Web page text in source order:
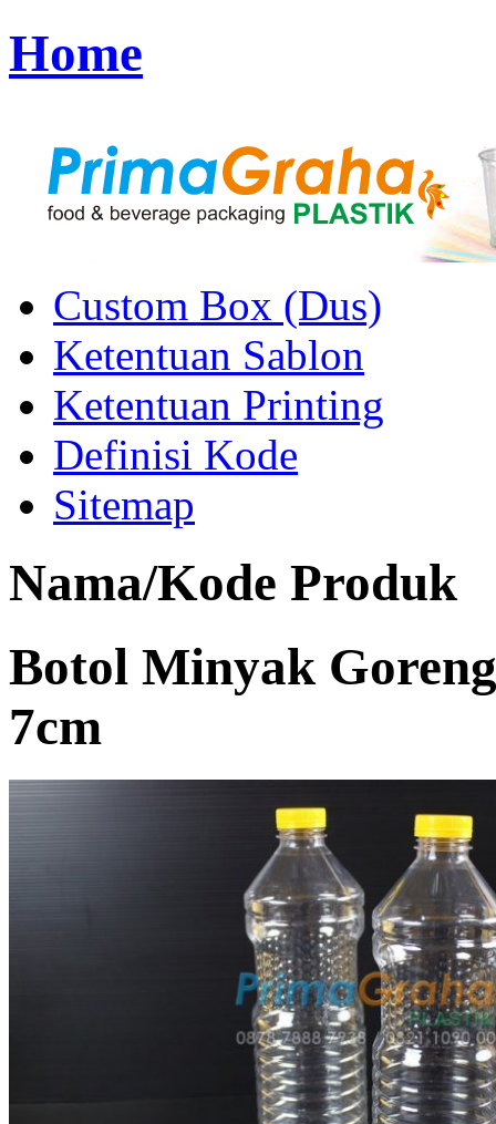
Home
Custom Box (Dus)
Ketentuan Sablon
Ketentuan Printing
Definisi Kode
Sitemap
Nama/Kode Produk
Botol Minyak
7cm